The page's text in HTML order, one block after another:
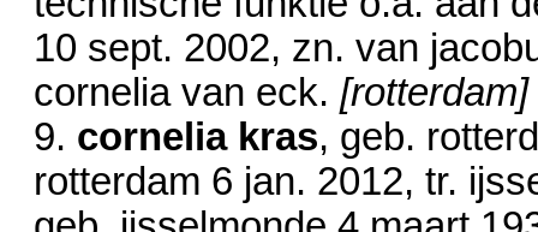
10 sept. 2002, zn. van
cornelia van eck. [rotterdam]
9. cornelia kras, geb.
rotterdam 6 jan. 2012, tr.